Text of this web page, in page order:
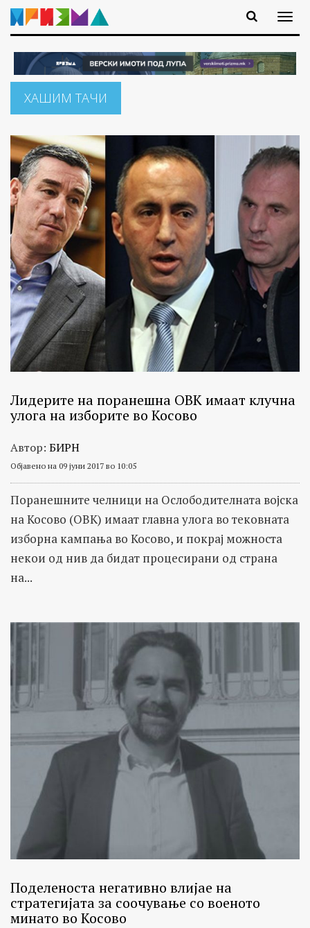
ХАШИМ ТАЧИ
Лидерите на поранешна ОВК имаат клучна
улога на изборите во Косово
Автор: БИРН
Објавено на 09 јуни 2017 во 10:05
Поранешните челници на Ослободителната војска
на Косово (ОВК) имаат главна улога во тековната
изборна кампања во Косово, и покрај можноста
некои од нив да бидат процесирани од страна
на...
Поделеноста негативно влијае на
стратегијата за соочување со военото
минато во Косово